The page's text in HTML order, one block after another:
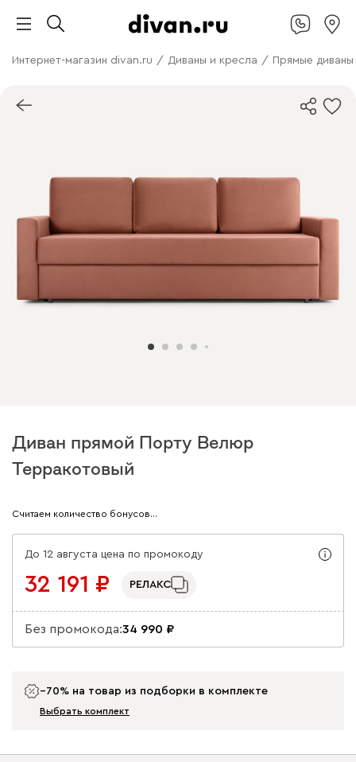
Интернет-магазин divan.ru / Диваны и кресла / Прямые диваны
Диван прямой Порту Велюр
Терракотовый
Арт. 333581
Считаем количество бонусов…
До 12 августа цена по промокоду
32 191 РЕЛАКС
Без промокода:34 990
−70% на товар из подборки в комплекте
Выбрать комплект